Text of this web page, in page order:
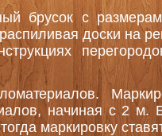
брусок с
доски на
начиная с 2 м.
маркировку